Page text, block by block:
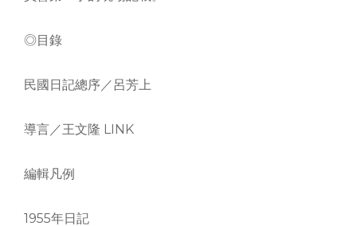
◎目錄
民國日記總序／呂芳上
導言／王文隆 LINK
編輯凡例
1955年日記